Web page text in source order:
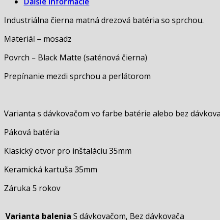
Industriálna čierna matná drezová batéria so sprchou.
Materiál – mosadz
Povrch – Black Matte (saténová čierna)
Prepínanie mezdi sprchou a perlátorom
Varianta s dávkovačom vo farbe batérie alebo bez
Páková batéria
Klasický otvor pro inštaláciu 35mm
Keramická kartuša 35mm
Záruka 5 rokov
Varianta balenia S dávkovačom, Bez dávkovača